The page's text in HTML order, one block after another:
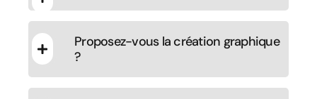
Proposez-vous la création graphique
?